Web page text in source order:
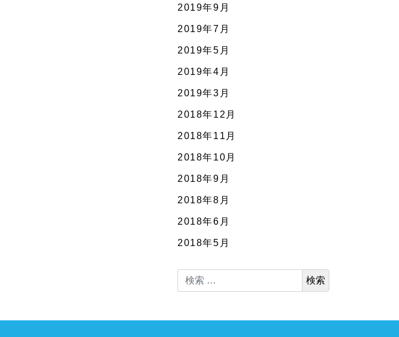
2019年9月
2019年7月
2019年5月
2019年4月
2019年3月
2018年12月
2018年11月
2018年10月
2018年9月
2018年8月
2018年6月
2018年5月
検索